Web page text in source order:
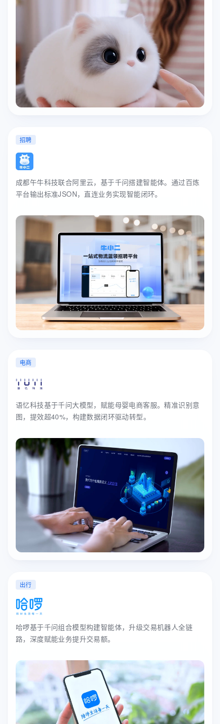
招聘
成都午牛科技联合阿里云，基于千问搭建智能体。通过百炼
平台输出标准JSON，直连业务实现智能闭环。
电商
语忆科技基于千问大模型，赋能母婴电商客服。精准识别意
图，提效超40%，构建数据闭环驱动转型。
出行
哈啰基于千问组合模型构建智能体，升级交易机器人全链
路，深度赋能业务提升交易额。